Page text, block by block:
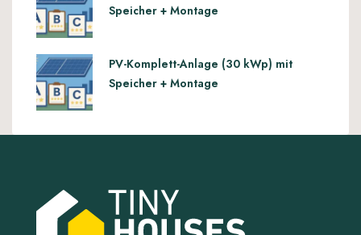
Speicher + Montage
PV-Komplett-Anlage (30 kWp) mit
Speicher + Montage